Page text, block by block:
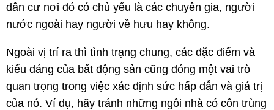
dân cư nơi đó có chủ yếu là các chuyên gia, người
nước ngoài hay người về hưu hay không.
Ngoài vị trí ra thì tình trạng chung, các đặc điểm và
kiểu dáng của bất động sản cũng đóng một vai trò
quan trọng trong việc xác định sức hấp dẫn và giá trị
của nó. Ví dụ, hãy tránh những ngôi nhà có côn trùng